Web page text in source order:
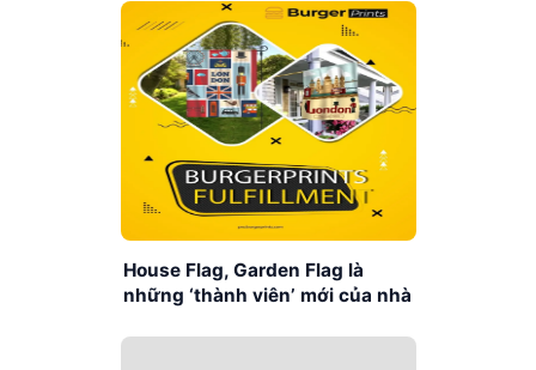
House Flag, Garden Flag là
những ‘thành viên’ mới của nhà